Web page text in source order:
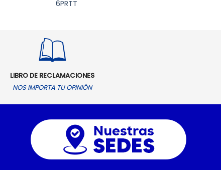
6PRTT
LIBRO DE RECLAMACIONES
NOS IMPORTA TU OPINIÓN